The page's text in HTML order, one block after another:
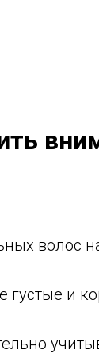
волос
густые и